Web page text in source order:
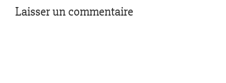
Laisser un commentaire